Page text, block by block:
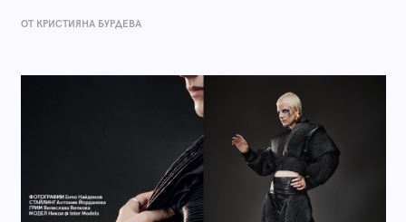
ОТ КРИСТИЯНА БУРДЕВА